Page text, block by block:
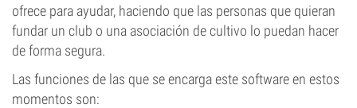
ofrece para ayudar, haciendo que las personas que quieran
fundar un club o una asociación de cultivo lo puedan hacer
de forma segura.
Las funciones de las que se encarga este software en estos
momentos son: